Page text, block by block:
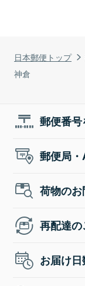
日本郵便トップ
神倉
郵便番
郵便局
荷物の
再配達
お届け